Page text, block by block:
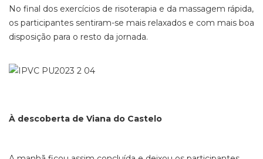
No final dos exercícios de risoterapia e da massagem rápida,
os participantes sentiram-se mais relaxados e com mais boa
disposição para o resto da jornada.
À descoberta de Viana do Castelo